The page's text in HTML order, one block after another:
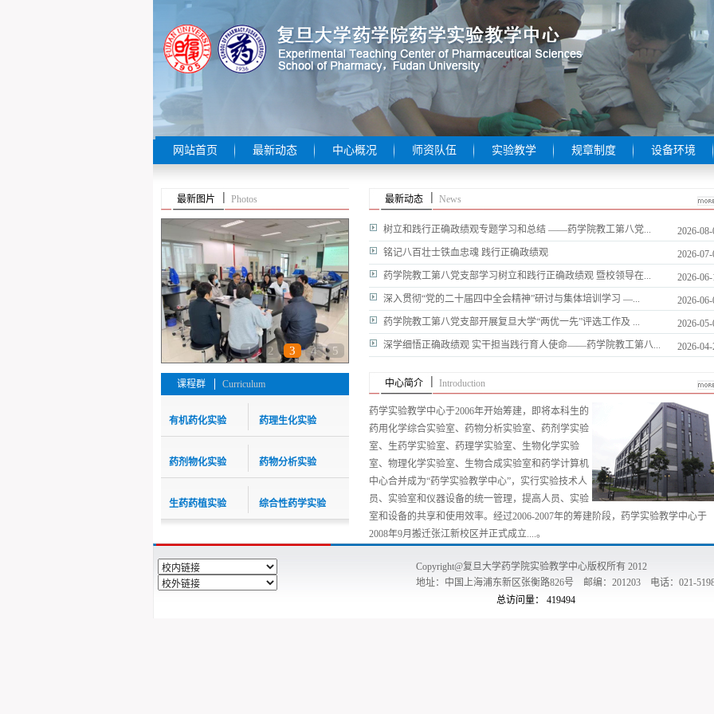
网站首页 最新动态 中心概况 师资队伍 实验教学 规章制度 设备环境
最新图片 Photos
1 2 3 4 5
课程群 Curriculum
有机药化实验 药理生化实验
药剂物化实验 药物分析实验
生药药植实验 综合性药学实验
最新动态 News
树立和践行正确政绩观专题学习和总结 ——药学院教工第八党...
2026-08-
铭记八百壮士铁血忠魂 践行正确政绩观
2026-07-
药学院教工第八党支部学习树立和践行正确政绩观 暨校领导在...
2026-06-
深入贯彻“党的二十届四中全会精神”研讨与集体培训学习 —...
2026-06-
药学院教工第八党支部开展复旦大学“两优一先”评选工作及 ...
2026-05-
深学细悟正确政绩观 实干担当践行育人使命——药学院教工第八...
2026-04-
中心简介 Introduction
药学实验教学中心于2006年开始筹建，即将本科生的
药用化学综合实验室、药物分析实验室、药剂学实验
室、生药学实验室、药理学实验室、生物化学实验
室、物理化学实验室、生物合成实验室和药学计算机
中心合并成为“药学实验教学中心”，实行实验技术人
员、实验室和仪器设备的统一管理，提高人员、实验
室和设备的共享和使用效率。经过2006-2007年的筹建阶段，药学实验教学中心于
2008年9月搬迁张江新校区并正式成立....。
Copyright@复旦大学药学院实验教学中心版权所有 2012
地址：中国上海浦东新区张衡路826号 邮编：201203 电话：021-
总访问量：
419494